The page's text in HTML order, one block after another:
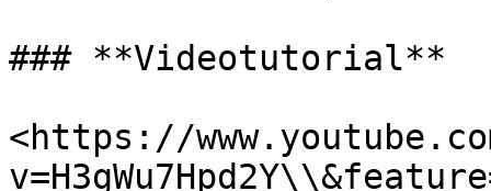
### **Videotutorial**
<https://